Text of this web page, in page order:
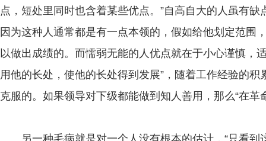
点，短处里同时也含着某些优点。”自高自大的人虽有
因为这种人通常都是有一点本领的，假如给他划定范围
以做出成绩的。而懦弱无能的人优点就在于小心谨慎，
用他的长处，使他的长处得到发展”，随着工作经验的
克服的。如果领导对下级都能做到知人善用，那么“在革
另一种毛病就是对一个人没有根本的估计，“只看到